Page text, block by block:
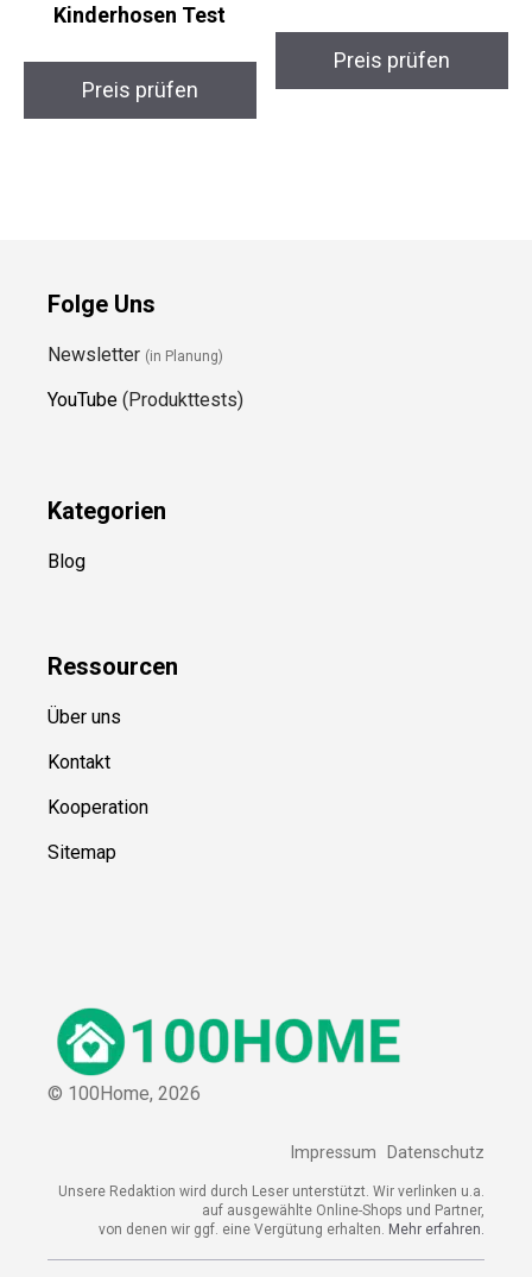
Kinderhosen Test
Preis prüfen
Preis prüfen
Folge Uns
Newsletter (in Planung)
YouTube (Produkttests)
Kategorien
Blog
Ressourcen
Über uns
Kontakt
Kooperation
Sitemap
© 100Home, 2026
Impressum Datenschutz
Unsere Redaktion wird durch Leser unterstützt. Wir verlinken u.a.
auf ausgewählte Online-Shops und Partner,
von denen wir ggf. eine Vergütung erhalten. Mehr erfahren.